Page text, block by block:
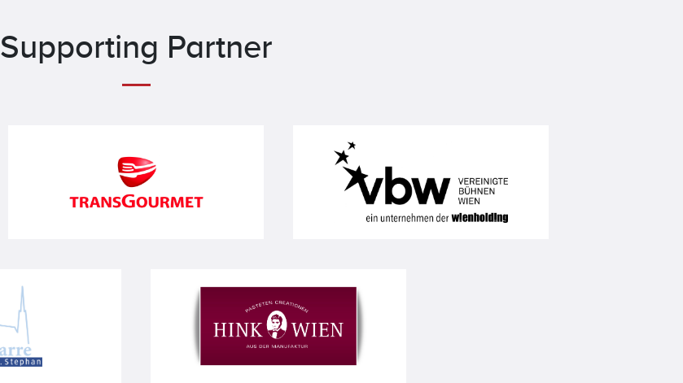
Supporting Partner